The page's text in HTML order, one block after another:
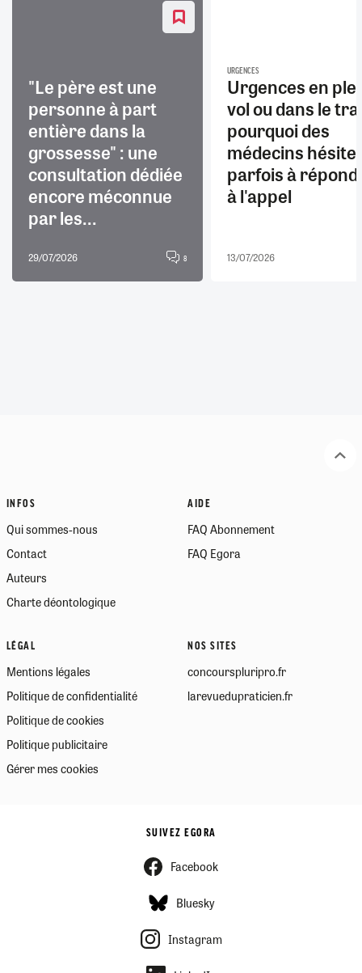
"Le père est une
personne à part
entière dans la
grossesse" : une
consultation dédiée
encore méconnue
par les...
29/07/2026 8
URGENCES
Urgences en
vol ou dans le
pourquoi des
médecins
parfois à
à l'appel
13/07/2026
INFOS
Qui sommes-nous
Contact
Auteurs
Charte déontologique
AIDE
FAQ Abonnement
FAQ Egora
LÉGAL
Mentions légales
Politique de confidentialité
Politique de cookies
Politique publicitaire
Gérer mes cookies
NOS SITES
concourspluripro.fr
larevuedupraticien.fr
SUIVEZ EGORA
Facebook
Bluesky
Instagram